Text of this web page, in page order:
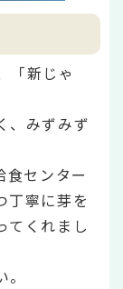
「新じゃ
、みずみず
センター
丁寧に芽を
てくれまし